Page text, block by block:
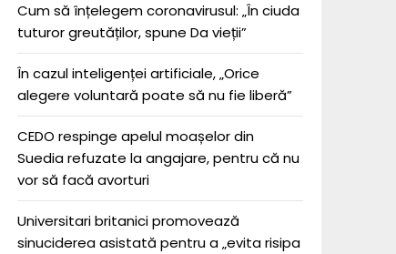
Cum să înțelegem coronavirusul: „În ciuda
tuturor greutăților, spune Da vieții”
În cazul inteligenței artificiale, „Orice
alegere voluntară poate să nu fie liberă”
CEDO respinge apelul moașelor din
Suedia refuzate la angajare, pentru că nu
vor să facă avorturi
Universitari britanici promovează
sinuciderea asistată pentru a „evita risipa